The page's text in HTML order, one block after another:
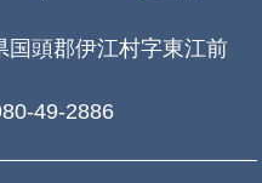
頭郡伊江村字東江前
49-2886